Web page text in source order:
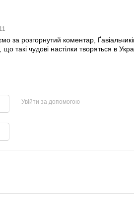
за розгорнутий коментар,
що такі чудові настілки творяться в
Увійти за допомогою